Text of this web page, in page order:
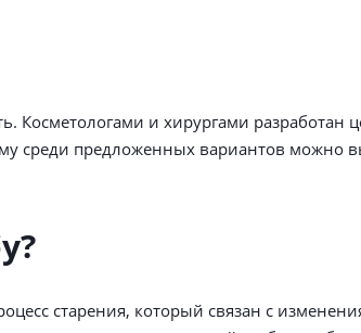
Косметологами и хирургами разработан
среди предложенных вариантов можно
старения, который связан с